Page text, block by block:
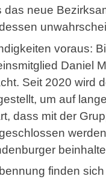
neue
voraus:
Daniel
Seit 2020 wird
um auf lange
dass mit der
finden